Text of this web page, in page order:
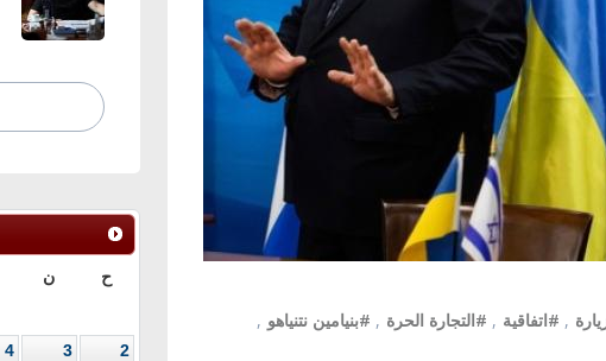
, #اتفاقية , #التجارة الحرة , #بنيامين نتنياهو ,
ح ن
2
3
4